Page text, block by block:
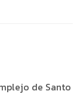
de Santo